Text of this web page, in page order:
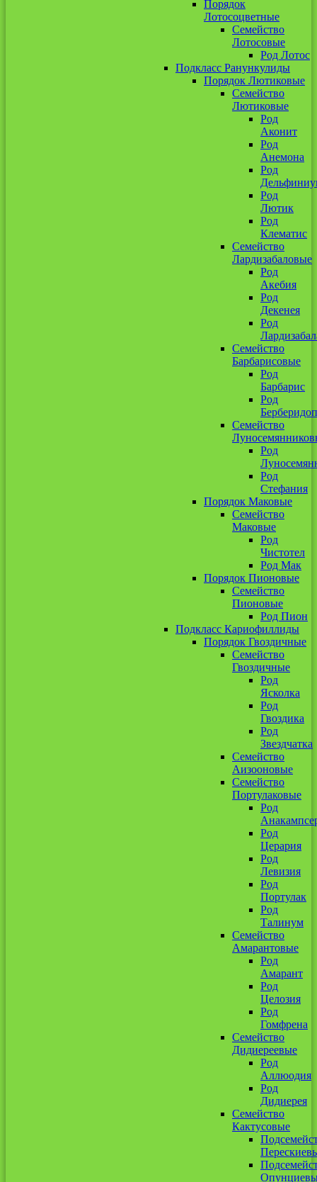
Порядок
Лотосоцветные
Семейство
Лотосовые
Род Лотос
Подкласс Ранункулиды
Порядок Лютиковые
Семейство
Лютиковые
Род
Аконит
Род
Анемона
Род
Род
Лютик
Род
Клематис
Семейство
Лардизабаловые
Род
Акебия
Род
Декенея
Род
Семейство
Барбарисовые
Род
Барбарис
Род
Семейство
Род
Род
Стефания
Порядок Маковые
Семейство
Маковые
Род
Чистотел
Род Мак
Порядок Пионовые
Семейство
Пионовые
Род Пион
Подкласс Кариофиллиды
Порядок Гвоздичные
Семейство
Гвоздичные
Род
Ясколка
Род
Гвоздика
Род
Звездчатка
Семейство
Аизооновые
Семейство
Портулаковые
Род
Род
Церария
Род
Левизия
Род
Портулак
Род
Талинум
Семейство
Амарантовые
Род
Амарант
Род
Целозия
Род
Гомфрена
Семейство
Дидиереевые
Род
Аллюодия
Род
Дидиерея
Семейство
Кактусовые